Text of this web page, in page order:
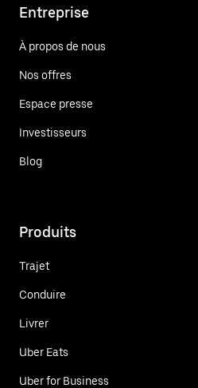
Entreprise
À propos de nous
Nos offres
Espace presse
Investisseurs
Blog
Produits
Trajet
Conduire
Livrer
Uber Eats
Uber for Business